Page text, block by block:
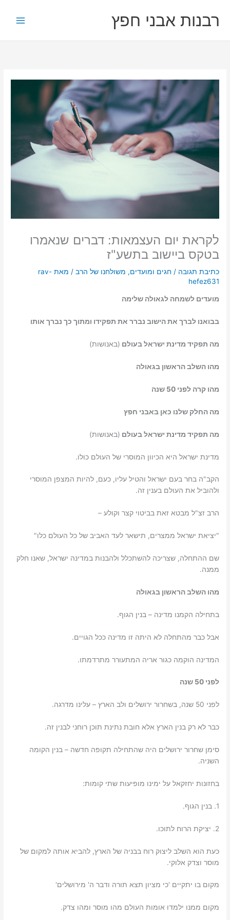
לתוכןרבנות אבני חפץ
לקראת יום העצמאות: דברים שנאמרו
בטקס ביישוב בתשע"ז
כתיבת תגובה /חגים ומועדים, משולחנו של הרב / מאתrav-
hefez631
מועדים לשמחה לגאולה שלימה
בבואנו לברך את הישוב נברר את תפקידו ומתוך כך נברך אותו
מה תפקיד מדינת ישראל בעולם (באנושות)
מהו השלב הראשון בגאולה
מהו קרה לפני 50 שנה
מה החלק שלנו כאן באבני חפץ
מה תפקיד מדינת ישראל בעולם (באנושות)
מדינת ישראל היא הכיוון המוסרי של העולם כולו.
הקב"ה בחר בעם ישראל והטיל עליו, כעם, להיות המצפן המוסרי
ולהוביל את העולם בענין זה.
הרב זצ"ל מבטא זאת בביטוי קצר וקולע –
"יציאת ישראל ממצרים, תישאר לעד האביב של כל העולם כלו"
שם ההתחלה, שצריכה להשתכלל ולהבנות במדינה ישראל, שאנו חלק
ממנה.
מהו השלב הראשון בגאולה
בתחילה הקמנו מדינה – בנין הגוף.
אבל כבר מהתחלה לא היתה זו מדינה ככל הגויים.
המדינה הוקמה כגור אריה המתעורר מתרדמתו.
לפני 50 שנה
לפני 50 שנה, בשחרור ירושלים ולב הארץ – עלינו מדרגה.
כבר לא רק בנין הארץ אלא חובת נתינת תוכן רוחני לבנין זה.
סימן שחרור ירושלים היה שהתחילה תקופה חדשה – בנין הקומה
השניה.
בחזונות יחזקאל על ימינו מופיעות שתי קומות:
1. בנין הגוף.
2. יציקת הרוח לתוכו.
כעת הוא השלב ליצוק רוח בבניה של הארץ, להביא אותה למקום של
מוסר וצדק אלוקי.
מקום בו יתקיים 'כי מציון תצא תורה ודבר ה' מירושלים'
מקום ממנו ילמדו אומות העולם מהו מוסר ומהו צדק.